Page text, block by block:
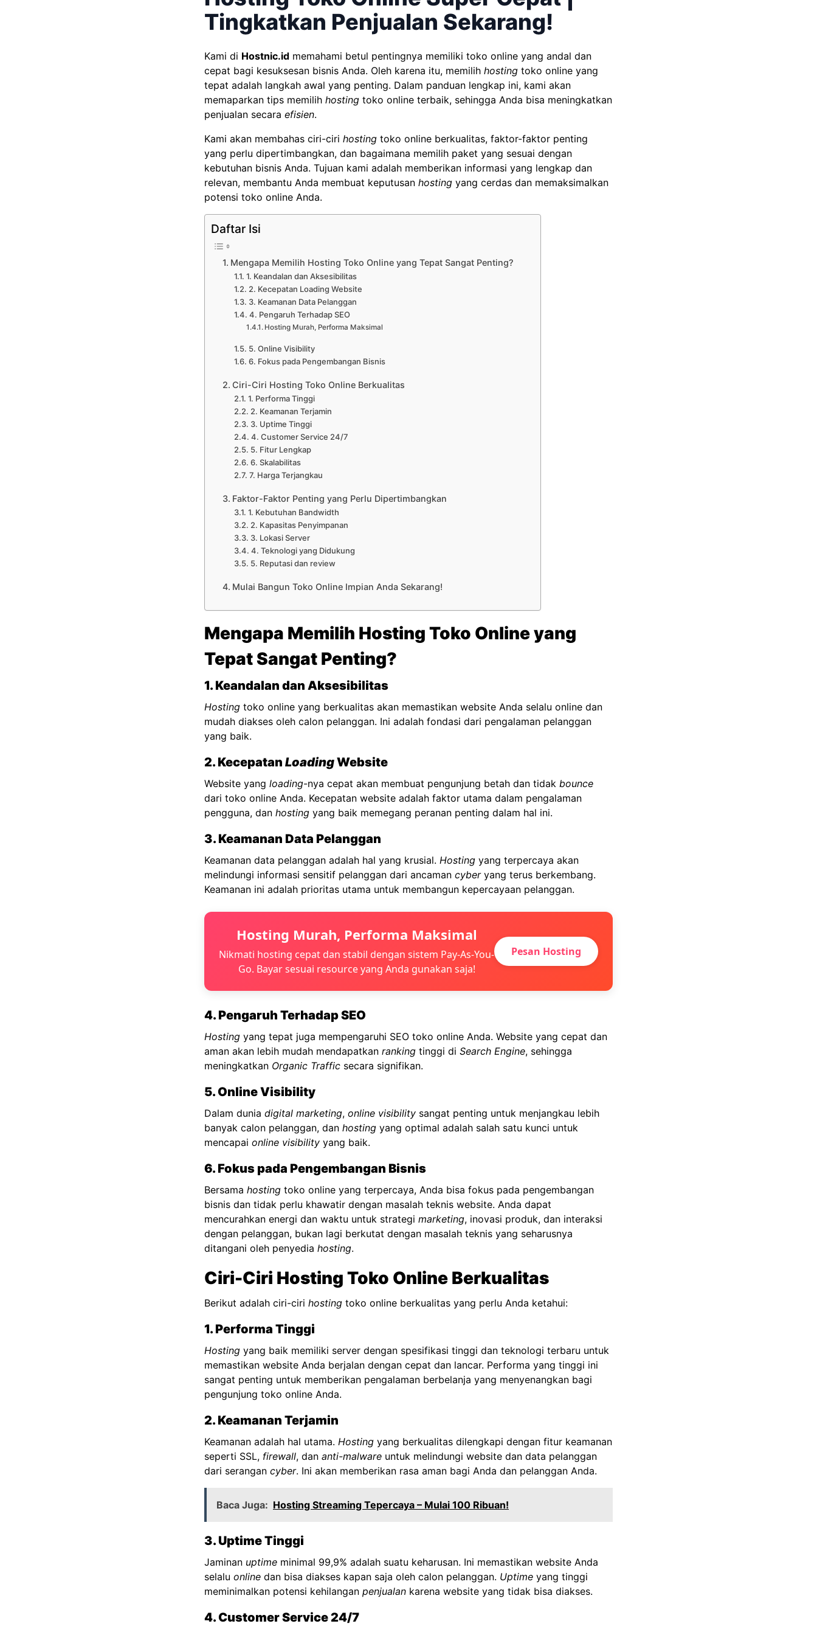
Tingkatkan Penjualan Sekarang!
Kami di Hostnic.id memahami betul pentingnya memiliki toko online yang andal dan
cepat bagi kesuksesan bisnis Anda. Oleh karena itu, memilih hosting toko online yang
tepat adalah langkah awal yang penting. Dalam panduan lengkap ini, kami akan
memaparkan tips memilih hosting toko online terbaik, sehingga Anda bisa meningkatkan
penjualan secara efisien.
Kami akan membahas ciri-ciri hosting toko online berkualitas, faktor-faktor penting
yang perlu dipertimbangkan, dan bagaimana memilih paket yang sesuai dengan
kebutuhan bisnis Anda. Tujuan kami adalah memberikan informasi yang lengkap dan
relevan, membantu Anda membuat keputusan hosting yang cerdas dan memaksimalkan
potensi toko online Anda.
Daftar Isi
Mengapa Memilih Hosting Toko Online yang Tepat Sangat Penting?
1. Keandalan dan Aksesibilitas
2. Kecepatan Loading Website
3. Keamanan Data Pelanggan
4. Pengaruh Terhadap SEO
Hosting Murah, Performa Maksimal
5. Online Visibility
6. Fokus pada Pengembangan Bisnis
Ciri-Ciri Hosting Toko Online Berkualitas
1. Performa Tinggi
2. Keamanan Terjamin
3. Uptime Tinggi
4. Customer Service 24/7
5. Fitur Lengkap
6. Skalabilitas
7. Harga Terjangkau
Faktor-Faktor Penting yang Perlu Dipertimbangkan
1. Kebutuhan Bandwidth
2. Kapasitas Penyimpanan
3. Lokasi Server
4. Teknologi yang Didukung
5. Reputasi dan review
Mulai Bangun Toko Online Impian Anda Sekarang!
Mengapa Memilih Hosting Toko Online yang
Tepat Sangat Penting?
1. Keandalan dan Aksesibilitas
Hosting toko online yang berkualitas akan memastikan website Anda selalu online dan
mudah diakses oleh calon pelanggan. Ini adalah fondasi dari pengalaman pelanggan
yang baik.
2. Kecepatan LoadingWebsite
Website yang loading-nya cepat akan membuat pengunjung betah dan tidak bounce
dari toko online Anda. Kecepatan website adalah faktor utama dalam pengalaman
pengguna, dan hosting yang baik memegang peranan penting dalam hal ini.
3. Keamanan Data Pelanggan
Keamanan data pelanggan adalah hal yang krusial. Hosting yang terpercaya akan
melindungi informasi sensitif pelanggan dari ancaman cyberyang terus berkembang.
Keamanan ini adalah prioritas utama untuk membangun kepercayaan pelanggan.
Hosting Murah, Performa Maksimal
Nikmati hosting cepat dan stabil dengan sistem Pay-As-You-
Go. Bayar sesuai resource yang Anda gunakan saja!
Pesan Hosting
4. Pengaruh Terhadap SEO
Hosting yang tepat juga mempengaruhi SEO toko online Anda. Website yang cepat dan
aman akan lebih mudah mendapatkan ranking tinggi di Search Engine, sehingga
meningkatkan Organic Traffic secara signifikan.
5. Online Visibility
Dalam dunia digital marketing, online visibility sangat penting untuk menjangkau lebih
banyak calon pelanggan, dan hosting yang optimal adalah salah satu kunci untuk
mencapai online visibility yang baik.
6. Fokus pada Pengembangan Bisnis
Bersama hosting toko online yang terpercaya, Anda bisa fokus pada pengembangan
bisnis dan tidak perlu khawatir dengan masalah teknis website. Anda dapat
mencurahkan energi dan waktu untuk strategi marketing, inovasi produk, dan interaksi
dengan pelanggan, bukan lagi berkutat dengan masalah teknis yang seharusnya
ditangani oleh penyedia hosting.
Ciri-Ciri Hosting Toko Online Berkualitas
Berikut adalah ciri-ciri hosting toko online berkualitas yang perlu Anda ketahui:
1. Performa Tinggi
Hosting yang baik memiliki server dengan spesifikasi tinggi dan teknologi terbaru untuk
memastikan website Anda berjalan dengan cepat dan lancar. Performa yang tinggi ini
sangat penting untuk memberikan pengalaman berbelanja yang menyenangkan bagi
pengunjung toko online Anda.
2. Keamanan Terjamin
Keamanan adalah hal utama. Hosting yang berkualitas dilengkapi dengan fitur keamanan
seperti SSL, firewall, dan anti-malware untuk melindungi website dan data pelanggan
dari serangan cyber. Ini akan memberikan rasa aman bagi Anda dan pelanggan Anda.
Baca Juga: Hosting Streaming Tepercaya – Mulai 100 Ribuan!
3. Uptime Tinggi
Jaminan uptime minimal 99,9% adalah suatu keharusan. Ini memastikan website Anda
selalu online dan bisa diakses kapan saja oleh calon pelanggan. Uptime yang tinggi
meminimalkan potensi kehilangan penjualan karena website yang tidak bisa diakses.
4. Customer Service 24/7